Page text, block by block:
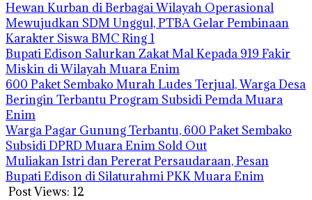
Hewan Kurban di Berbagai Wilayah Operasional
Mewujudkan SDM Unggul, PTBA Gelar Pembinaan
Karakter Siswa BMC Ring 1
Bupati Edison Salurkan Zakat Mal Kepada 919 Fakir
Miskin di Wilayah Muara Enim
600 Paket Sembako Murah Ludes Terjual, Warga Desa
Beringin Terbantu Program Subsidi Pemda Muara
Enim
Warga Pagar Gunung Terbantu, 600 Paket Sembako
Subsidi DPRD Muara Enim Sold Out
Muliakan Istri dan Pererat Persaudaraan, Pesan
Bupati Edison di Silaturahmi PKK Muara Enim
Post Views: 12